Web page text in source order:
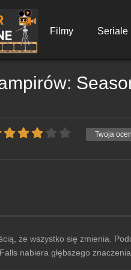
Filmy Seriale
Twoja
że wszystko się zmienia.
nabiera głębszego